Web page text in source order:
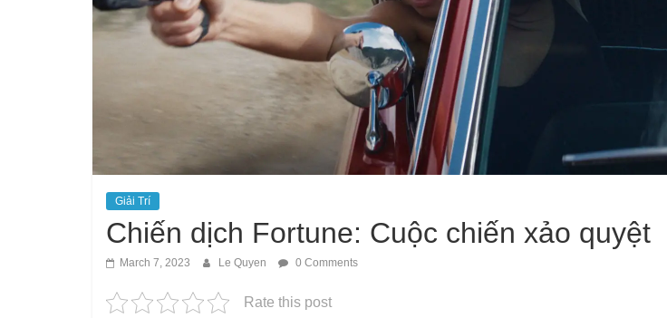
Giải Trí
Chiến dịch Fortune: Cuộc chiến xảo quyệt
March 7, 2023 Le Quyen 0 Comments
Rate this post